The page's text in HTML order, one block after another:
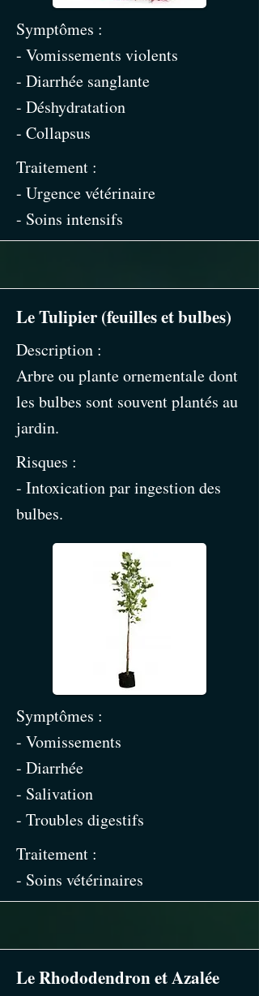
Symptômes :
- Vomissements violents
- Diarrhée sanglante
- Déshydratation
- Collapsus
Traitement :
- Urgence vétérinaire
- Soins intensifs
Le Tulipier (feuilles et bulbes)
Description :
Arbre ou plante ornementale dont
les bulbes sont souvent plantés au
jardin.
Risques :
- Intoxication par ingestion des
bulbes.
Symptômes :
- Vomissements
- Diarrhée
- Salivation
- Troubles digestifs
Traitement :
- Soins vétérinaires
Le Rhododendron et Azalée